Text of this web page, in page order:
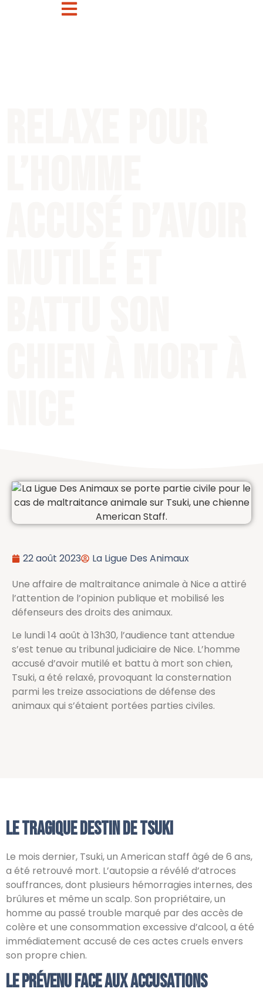
22 août 2023
La Ligue Des Animaux
Une affaire de maltraitance animale à Nice a attiré
l’attention de l’opinion publique et mobilisé les
défenseurs des droits des animaux.
Le lundi 14 août à 13h30, l’audience tant attendue
s’est tenue au tribunal judiciaire de Nice. L’homme
accusé d’avoir mutilé et battu à mort son chien,
Tsuki, a été relaxé, provoquant la consternation
parmi les treize associations de défense des
animaux qui s’étaient portées parties civiles.
Le tragique destin de Tsuki
Le mois dernier, Tsuki, un American staff âgé de 6 ans,
a été retrouvé mort. L’autopsie a révélé d’atroces
souffrances, dont plusieurs hémorragies internes, des
brûlures et même un scalp. Son propriétaire, un
homme au passé trouble marqué par des accès de
colère et une consommation excessive d’alcool, a été
immédiatement accusé de ces actes cruels envers
son propre chien.
Le prévenu face aux accusations